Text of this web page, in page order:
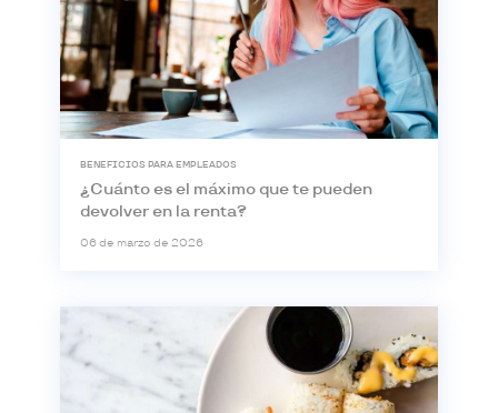
BENEFICIOS PARA EMPLEADOS
¿Cuánto es el máximo que te pueden
devolver en la renta?
06 de marzo de 2026